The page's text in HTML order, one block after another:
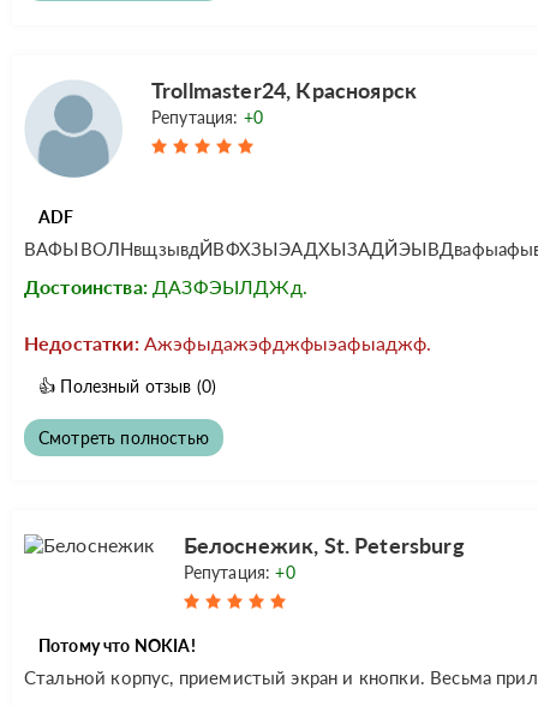
Trollmaster24, Красноярск
Репутация: +0
ADF
Достоинства: ДАЗФЭЫЛДЖд.
Недостатки: Ажэфыдажэфджфыэафыаджф.
👍 Полезный отзыв (0)
Смотреть полностью
Белоснежик, St. Petersburg
Репутация:+0
Потому что NOKIA!
Стальной корпус, приемистый экран и кнопки. Весьма